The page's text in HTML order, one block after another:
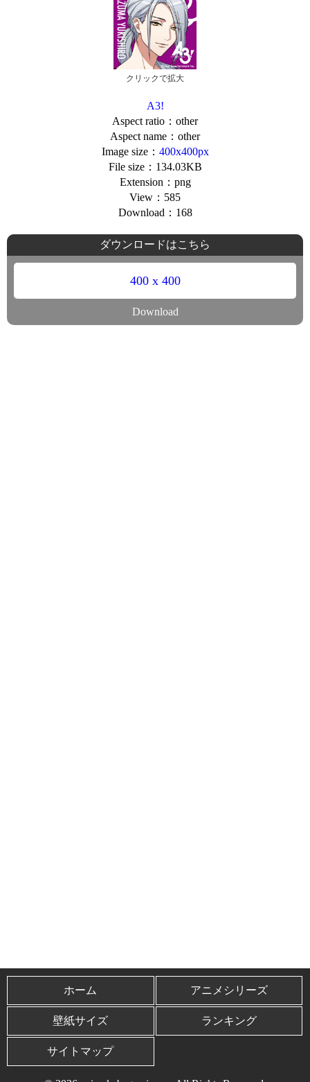
クリックで拡大
A3!
Aspect ratio：other
Aspect name：other
Image size： 400x400px
File size：134.03KB
Extension：png
View：585
Download：168
ダウンロードはこちら
400 x 400
Download
ホーム アニメシリーズ
壁紙サイズ ランキング
サイトマップ